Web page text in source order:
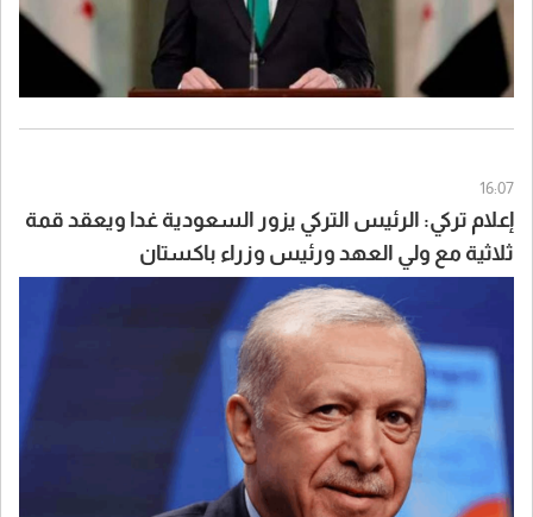
16:07
إعلام تركي: الرئيس التركي يزور السعودية غدا ويعقد قمة
ثلاثية مع ولي العهد ورئيس وزراء باكستان